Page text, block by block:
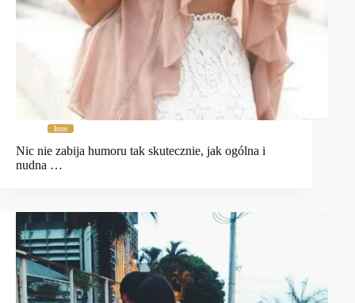
Inne
Nic nie zabija humoru tak skutecznie, jak ogólna i
nudna …